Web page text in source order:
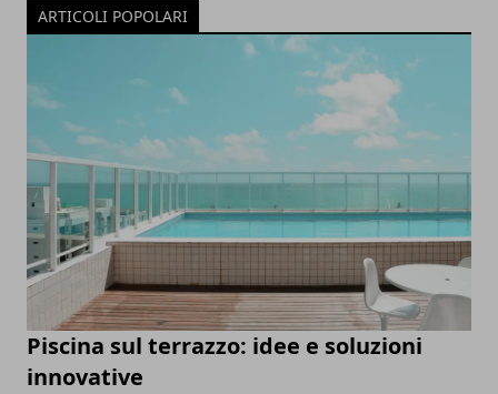
ARTICOLI POPOLARI
Piscina sul terrazzo: idee e soluzioni
innovative